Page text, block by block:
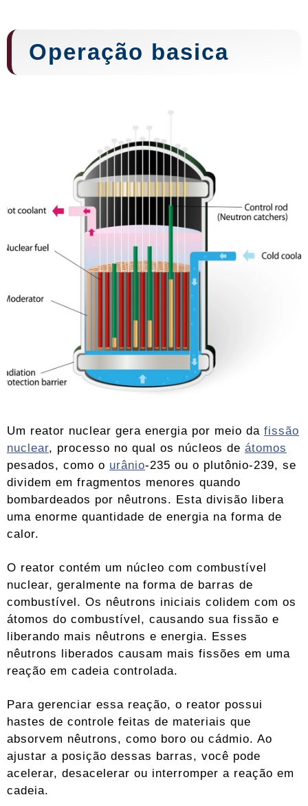
Operação basica
Um reator nuclear gera energia por meio da fissão
nuclear, processo no qual os núcleos de átomos
pesados, como o urânio-235 ou o plutônio-239, se
dividem em fragmentos menores quando
bombardeados por nêutrons. Esta divisão libera
uma enorme quantidade de energia na forma de
calor.
O reator contém um núcleo com combustível
nuclear, geralmente na forma de barras de
combustível. Os nêutrons iniciais colidem com os
átomos do combustível, causando sua fissão e
liberando mais nêutrons e energia. Esses
nêutrons liberados causam mais fissões em uma
reação em cadeia controlada.
Para gerenciar essa reação, o reator possui
hastes de controle feitas de materiais que
absorvem nêutrons, como boro ou cádmio. Ao
ajustar a posição dessas barras, você pode
acelerar, desacelerar ou interromper a reação em
cadeia.